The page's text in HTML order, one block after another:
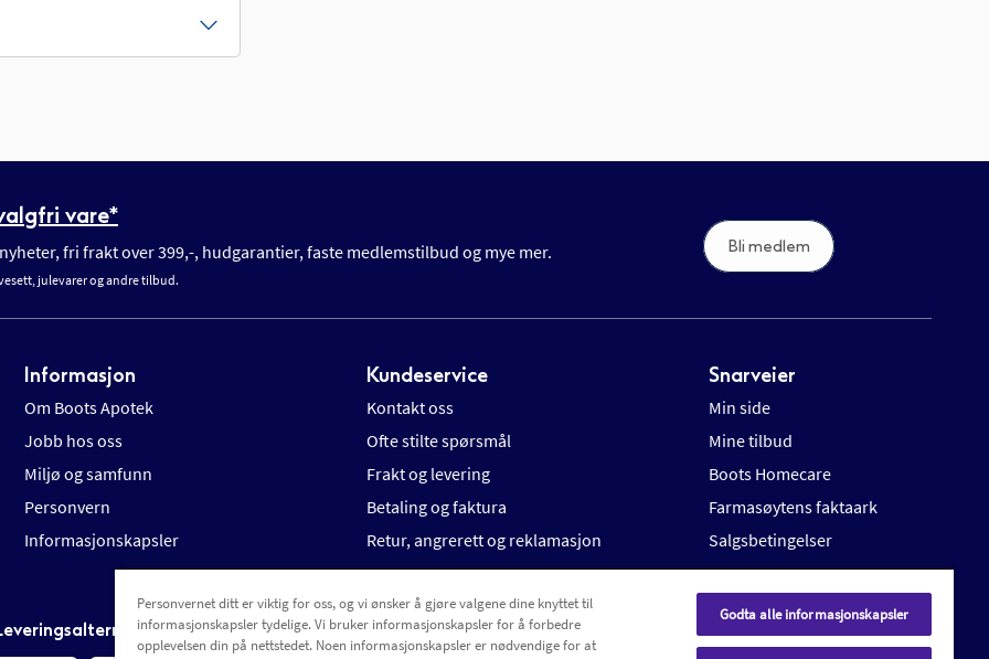
vare*
fri frakt over 399,-, hudgarantier, faste medlemstilbud og mye mer.
julevarer og andre tilbud.
Bli medlem
Informasjon
Om Boots Apotek
Jobb hos oss
Miljø og samfunn
Personvern
Informasjonskapsler
Kundeservice
Kontakt oss
Ofte stilte spørsmål
Frakt og levering
Betaling og faktura
Retur, angrerett og reklamasjon
Snarveier
Min side
Mine tilbud
Boots Homecare
Farmasøytens faktaark
Salgsbetingelser
Personvernet ditt er viktig for oss, og vi ønsker å gjøre valgene dine knyttet til
informasjonskapsler tydelige. Vi bruker informasjonskapsler for å forbedre
opplevelsen din på nettstedet. Noen informasjonskapsler er nødvendige for at
Godta alle informasjonskapsler